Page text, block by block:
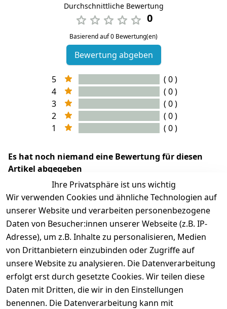
Durchschnittliche Bewertung
0
Basierend auf 0 Bewertung(en)
Bewertung abgeben
5
( 0 )
4
( 0 )
3
( 0 )
2
( 0 )
1
( 0 )
Es hat noch niemand eine Bewertung für diesen
Artikel abgegeben
Ihre Privatsphäre ist uns wichtig
Wir verwenden Cookies und ähnliche Technologien auf
unserer Website und verarbeiten personenbezogene
Daten von Besucher:innen unserer Webseite (z.B. IP-
Adresse), um z.B. Inhalte zu personalisieren, Medien
von Drittanbietern einzubinden oder Zugriffe auf
unsere Website zu analysieren. Die Datenverarbeitung
erfolgt erst durch gesetzte Cookies. Wir teilen diese
Daten mit Dritten, die wir in den Einstellungen
benennen. Die Datenverarbeitung kann mit
Rechtliches Services
Kontakt
Wir
versenden
mit
Zahle
bequem per